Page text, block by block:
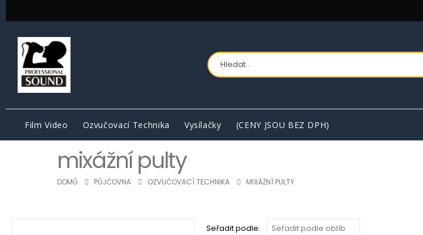
Film Video Ozvučovací Technika Vysílačky (CENY JSOU BEZ DPH)
mixážní pulty
DOMŮ PŮJČOVNA OZVUČOVACÍ TECHNIKA MIXÁŽNÍ PULTY
Seřadit podle: